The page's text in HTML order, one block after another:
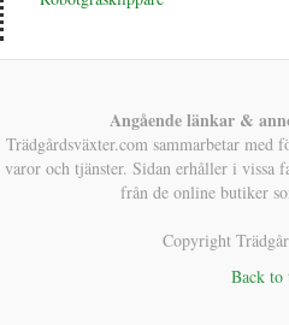
Angående länkar &
Trädgårdsväxter.com sammarbetar med
varor och tjänster. Sidan erhåller i vissa
från de online butiker
Copyright
Back to